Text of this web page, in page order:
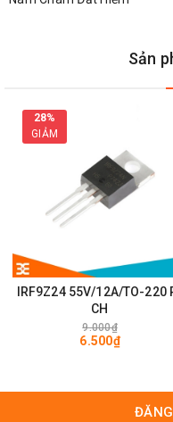
Sản
28%
GIẢM
IRF9Z24 55V/12A/TO-220
CH
9.000₫
6.500₫